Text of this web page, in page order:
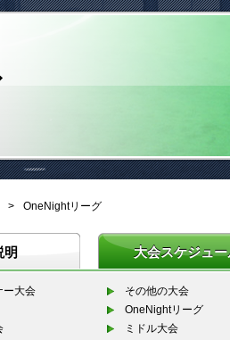
> OneNightリーグ
明 大会スケジュー
ー大会
その他の大会
OneNightリーグ
ミドル大会